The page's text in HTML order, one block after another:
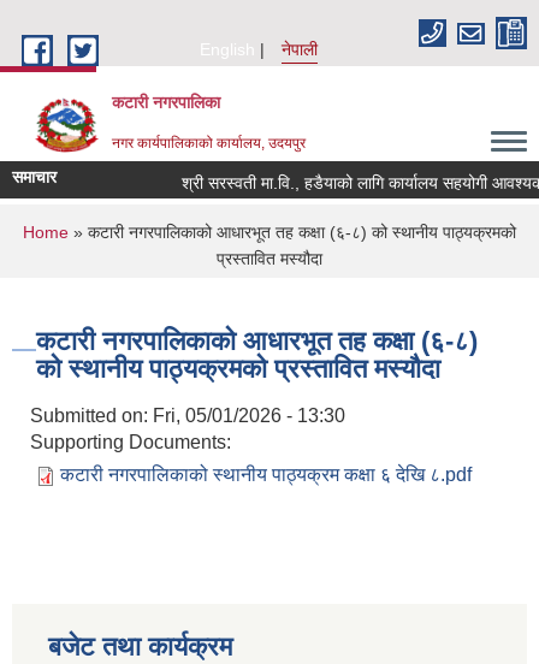
English
नेपाली
कटारी नगरपालिका
नगर कार्यपालिकाको कार्यालय, उदयपुर
समाचार श्री सरस्वती मा.वि., हडैयाको लागि कार्यालय सहयोगी
You are here
Home » कटारी नगरपालिकाको आधारभूत तह कक्षा (६-८) को स्थानीय पाठ्यक्रमको
प्रस्तावित मस्यौदा
कटारी नगरपालिकाको आधारभूत तह कक्षा (६-८)
को स्थानीय पाठ्यक्रमको प्रस्तावित मस्यौदा
Submitted on: Fri, 05/01/2026 - 13:30
Supporting Documents:
कटारी नगरपालिकाको स्थानीय पाठ्यक्रम कक्षा ६ देखि ८.pdf
बजेट तथा कार्यक्रम